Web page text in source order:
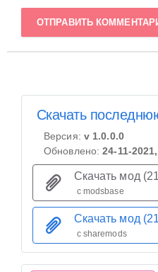
ОТПРАВИТЬ
Скачать
Версия: v 1.0.0.0
Обновлено:24-11-
Скачать мод
с modsbase
Скачать мод
с sharemods